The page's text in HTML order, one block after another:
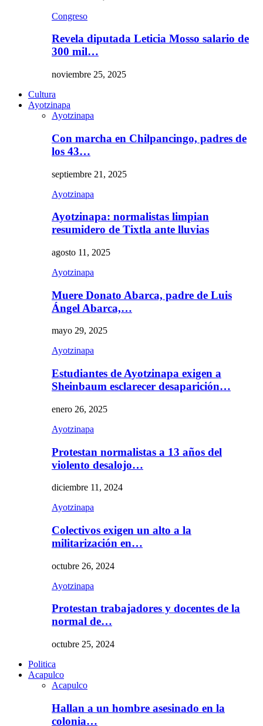
Congreso
Revela diputada Leticia Mosso salario de
300 mil…
noviembre 25, 2025
Cultura
Ayotzinapa
Ayotzinapa
Con marcha en Chilpancingo, padres de
los 43…
septiembre 21, 2025
Ayotzinapa
Ayotzinapa: normalistas limpian
resumidero de Tixtla ante lluvias
agosto 11, 2025
Ayotzinapa
Muere Donato Abarca, padre de Luis
Ángel Abarca,…
mayo 29, 2025
Ayotzinapa
Estudiantes de Ayotzinapa exigen a
Sheinbaum esclarecer desaparición…
enero 26, 2025
Ayotzinapa
Protestan normalistas a 13 años del
violento desalojo…
diciembre 11, 2024
Ayotzinapa
Colectivos exigen un alto a la
militarización en…
octubre 26, 2024
Ayotzinapa
Protestan trabajadores y docentes de la
normal de…
octubre 25, 2024
Politica
Acapulco
Acapulco
Hallan a un hombre asesinado en la
colonia…